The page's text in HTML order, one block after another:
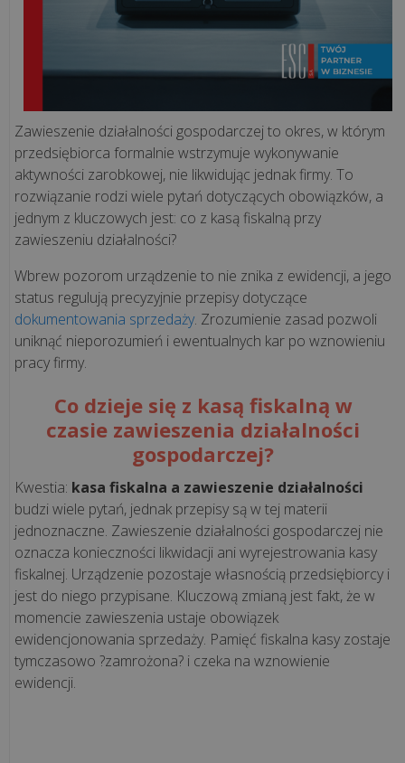
waty
cukrowej
a
kasa
fiskalna
-
czy
jest
obowiązkow...
wszystkie
artykuły
STUDY
Kawa
podawana
przez
misia
technologia
odporna
Zawieszenie działalności gospodarczej to okres, w którym
przedsiębiorca formalnie wstrzymuje wykonywanie
aktywności zarobkowej, nie likwidując jednak firmy. To
rozwiązanie rodzi wiele pytań dotyczących obowiązków, a
jednym z kluczowych jest: co z kasą fiskalną przy
zawieszeniu działalności?
Wbrew pozorom urządzenie to nie znika z ewidencji, a jego
status regulują precyzyjnie przepisy dotyczące
dokumentowania sprzedaży. Zrozumienie zasad pozwoli
uniknąć nieporozumień i ewentualnych kar po wznowieniu
pracy firmy.
Co dzieje się z kasą fiskalną w
czasie zawieszenia działalności
gospodarczej?
Kwestia: kasa fiskalna a zawieszenie działalności
budzi wiele pytań, jednak przepisy są w tej materii
jednoznaczne. Zawieszenie działalności gospodarczej nie
oznacza konieczności likwidacji ani wyrejestrowania kasy
fiskalnej. Urządzenie pozostaje własnością przedsiębiorcy i
jest do niego przypisane. Kluczową zmianą jest fakt, że w
momencie zawieszenia ustaje obowiązek
ewidencjonowania sprzedaży. Pamięć fiskalna kasy zostaje
tymczasowo ?zamrożona? i czeka na wznowienie
ewidencji.